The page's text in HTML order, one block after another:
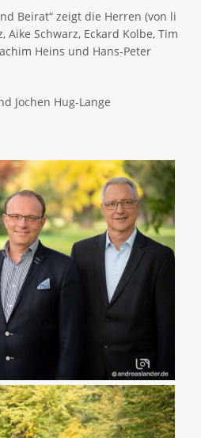
Beirat“ zeigt die Herren (von li
Aike Schwarz, Eckard Kolbe, Tim
Heins und Hans-Peter
Jochen Hug-Lange